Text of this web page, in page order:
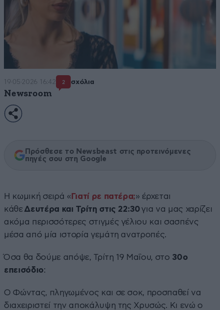
19·05·2026 16:42 2 σχόλια
Newsroom
Πρόσθεσε το Newsbeast στις προτεινόμενες
πηγές σου στη Google
Η κωμική σειρά « Γιατί ρε πατέρα;» έρχεται
κάθε Δευτέρα και Τρίτη στις 22:30για να μας χαρίζει
ακόμα περισσότερες στιγμές γέλιου και σασπένς
μέσα από μία ιστορία γεμάτη ανατροπές.
Όσα θα δούμε απόψε, Τρίτη 19 Μαΐου, στο 30ο
επεισόδιο:
Ο Φώντας, πληγωμένος και σε σοκ, προσπαθεί να
διαχειριστεί την αποκάλυψη της Χρυσώς. Κι ενώ ο